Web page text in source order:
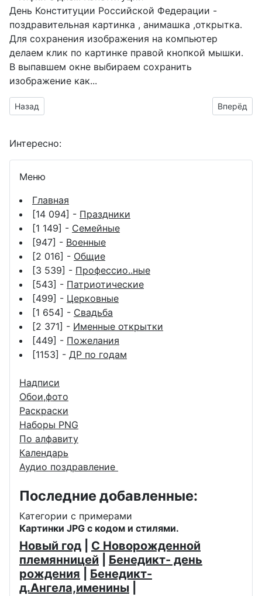
День Конституции Российской Федерации -
поздравительная картинка , анимашка ,открытка.
Для сохранения изображения на компьютер
делаем клик по картинке правой кнопкой мышки.
В выпавшем окне выбираем сохранить
изображение как...
Предыдущий материал: Патриотический праздник
Назад Вперёд
Интересно:
Меню
Главная
[14 094] - Праздники
[1 149] - Семейные
[947] - Военные
[2 016] - Общие
[3 539] - Профессио..ные
[543] - Патриотические
[499] - Церковные
[1 654] - Свадьба
[2 371] - Именные открытки
[449] - Пожелания
[1153] - ДР по годам
Надписи
Обои,фото
Раскраски
Наборы PNG
По алфавиту
Календарь
Аудио поздравление
Последние добавленные:
Категории с примерами
Картинки JPG с кодом и стилями.
Новый год
С Новорожденной
племянницей
Бенедикт- день
рождения
Бенедикт-
д.Ангела,именины